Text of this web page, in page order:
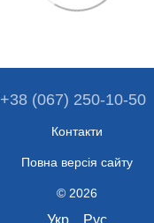
+38 (067) 250-10-50
Контакти
Повна версія сайту
© 2026
Укр Рус